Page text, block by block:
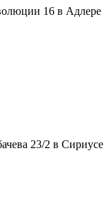
16 в Адлере
23/2 в Сириусе